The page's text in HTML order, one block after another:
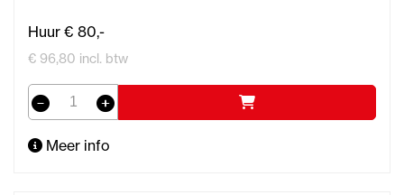
Huur € 80,-
€ 96,80 incl. btw
Meer info